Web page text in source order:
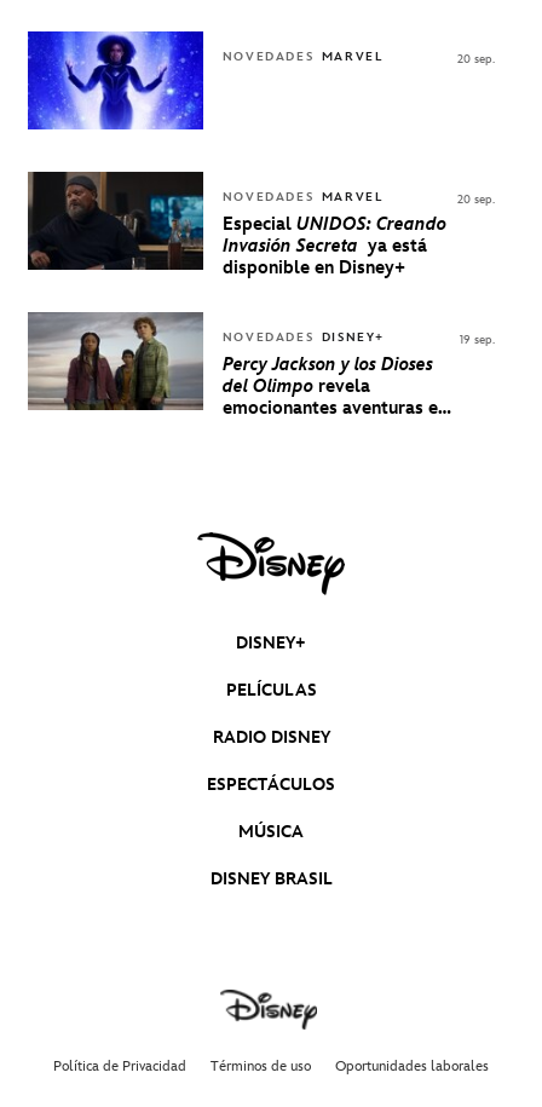
NOVEDADES MARVEL 20 sep.
NOVEDADES MARVEL
Especial UNIDOS: Creando
Invasión Secreta ya está
disponible en Disney+
20 sep.
NOVEDADES DISNEY+
Percy Jackson y los Dioses
del Olimporevela
emocionantes aventuras en
19 sep.
DISNEY+
PELÍCULAS
RADIO DISNEY
ESPECTÁCULOS
MÚSICA
DISNEY BRASIL
Política de Privacidad Términos de uso Oportunidades laborales